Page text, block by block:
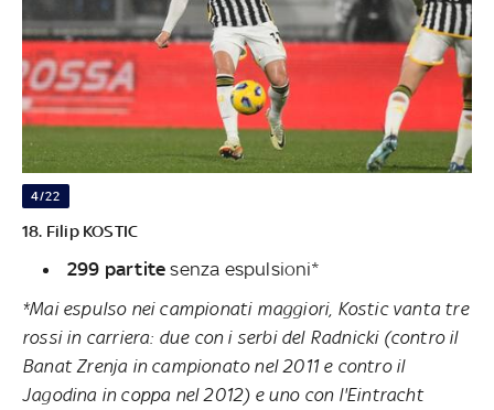
4/22
18. Filip KOSTIC
299 partitesenza espulsioni*
*Mai espulso nei campionati maggiori, Kostic vanta tre
rossi in carriera: due con i serbi del Radnicki (contro il
Banat Zrenja in campionato nel 2011 e contro il
Jagodina in coppa nel 2012) e uno con l'Eintracht